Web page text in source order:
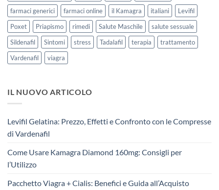
farmaci generici
farmaci online il Kamagra italiani
Levifil
Poxet
Priapismo rimedi Salute Maschile
salute sessuale
Sildenafil
Sintomi stress Tadalafil terapia
trattamento
Vardenafil
viagra
IL NUOVO ARTICOLO
Levifil Gelatina: Prezzo, Effetti e Confronto con le Compresse
di Vardenafil
Come Usare Kamagra Diamond 160mg: Consigli per
l’Utilizzo
Pacchetto Viagra + Cialis: Benefici e Guida all’Acquisto